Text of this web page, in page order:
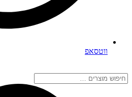
ווטסאפ
חיפוש
מוצרים